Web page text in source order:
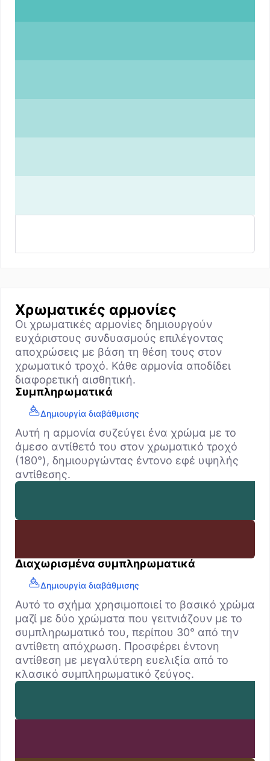
Χρωματικές αρμονίες
Οι χρωματικές αρμονίες δημιουργούν
ευχάριστους συνδυασμούς επιλέγοντας
αποχρώσεις με βάση τη θέση τους στον
χρωματικό τροχό. Κάθε αρμονία αποδίδει
διαφορετική αισθητική.
Συμπληρωματικά
Δημιουργία διαβάθμισης
Αυτή η αρμονία συζεύγει ένα χρώμα με το
άμεσο αντίθετό του στον χρωματικό τροχό
(180°), δημιουργώντας έντονο εφέ υψηλής
αντίθεσης.
Διαχωρισμένα συμπληρωματικά
Δημιουργία διαβάθμισης
Αυτό το σχήμα χρησιμοποιεί το βασικό χρώμα
μαζί με δύο χρώματα που γειτνιάζουν με το
συμπληρωματικό του, περίπου 30° από την
αντίθετη απόχρωση. Προσφέρει έντονη
αντίθεση με μεγαλύτερη ευελιξία από το
κλασικό συμπληρωματικό ζεύγος.